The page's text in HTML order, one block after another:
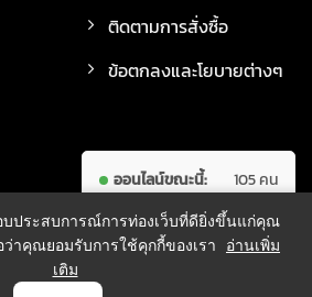
ติดตามการสั่งซื้อ
ข้อตกลงและโยบายต่างๆ
ออนไลน์ขณะนี้:
105 คน
ผู้เข้าชมทั้งหมด:
7,711,193 คน
บประสบการณ์การท่องเว็บที่ดียิ่งขึ้นแก่คุณ
าคุณยอมรับการใช้คุกกี้ของเรา
อ่านเพิ่ม
เติม